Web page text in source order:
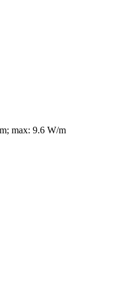
max: 9.6 W/m